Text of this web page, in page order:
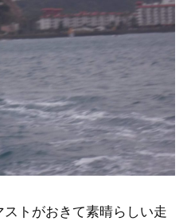
トがおきて素晴らしい走